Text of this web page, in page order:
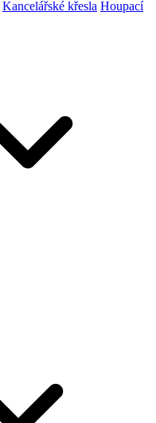
Kancelářské křesla Houpací